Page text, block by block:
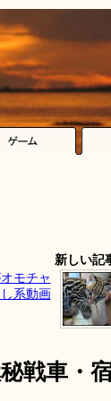
新しい記
モチャ
系動画
戦車・